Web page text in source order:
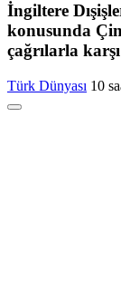
İngiltere
konusunda
çağrılarla
Türk Dünyası 10